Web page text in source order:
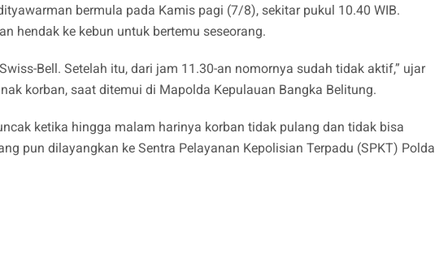
bermula pada Kamis pagi (7/8), sekitar pukul 10.40 WIB.
hendak ke kebun untuk bertemu seseorang.
Bell. Setelah itu, dari jam 11.30-an nomornya sudah tidak aktif,” ujar
korban, saat ditemui di Mapolda Kepulauan Bangka Belitung.
ketika hingga malam harinya korban tidak pulang dan tidak bisa
pun dilayangkan ke Sentra Pelayanan Kepolisian Terpadu (SPKT) Polda